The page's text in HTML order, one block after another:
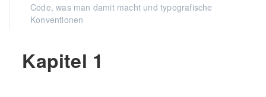
Kapitel 1
Code, was man damit macht und typografische
Konventionen